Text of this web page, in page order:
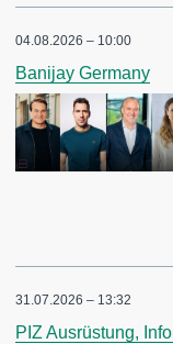
04.08.2026 – 10:00
Banijay Germany
31.07.2026 – 13:32
PIZ Ausrüstung,